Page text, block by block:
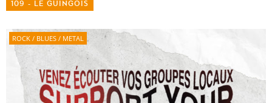
109 - LE GUINGOIS
ROCK / BLUES / METAL